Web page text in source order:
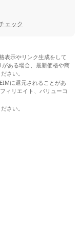
ェック
表示やリンク生成をして
ある場合、最新価格や商
さい。
に還元されることがあ
ィリエイト、バリューコ
さい。